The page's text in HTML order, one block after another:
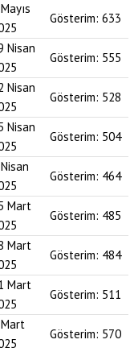
Gösterim: 633
Nisan
Gösterim: 555
Nisan
Gösterim: 528
Nisan
Gösterim: 504
Gösterim: 464
Mart
Gösterim: 485
Mart
Gösterim: 484
Mart
Gösterim: 511
Gösterim: 570